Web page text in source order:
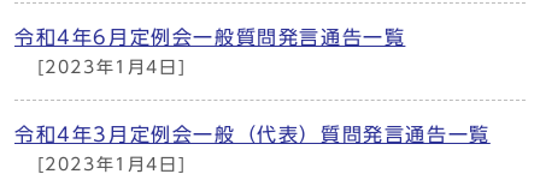
令和4年6月定例会一般質問発言通告一覧
[2023年1月4日]
令和4年3月定例会一般（代表）質問発言通告一覧
[2023年1月4日]